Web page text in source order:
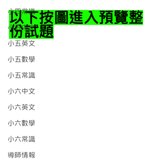
小四常識
小五中文
小五英文
小五數學
小五常識
小六中文
小六英文
小六數學
小六常識
導師情報
以下按圖進入預覽整
份試題